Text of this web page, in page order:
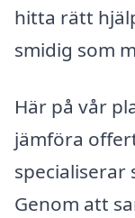
hitta rätt
smidig som
Här på vår
jämföra
specialiserar
Genom att